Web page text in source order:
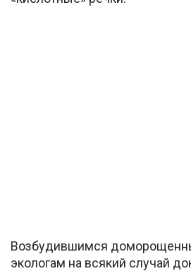
Возбудившимся
экологам на всякий случай